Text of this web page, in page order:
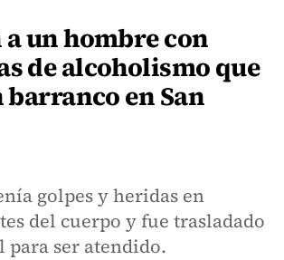
a un hombre con
de alcoholismo que
barranco en San
golpes y heridas en
del cuerpo y fue trasladado
para ser atendido.